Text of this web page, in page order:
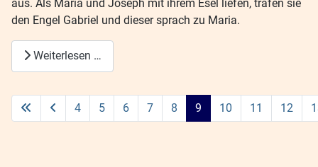
aus. Als Maria und Joseph mit ihrem Esel liefen, trafen sie
den Engel Gabriel und dieser sprach zu Maria.
Weiterlesen …
Seite 9 von 16
4 5 6 7 8 9 10 11 12